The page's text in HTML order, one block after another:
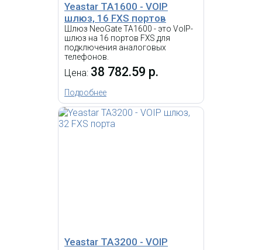
КУПИТЬ
-
VoIP шлюз, 24 FXS, SIP, 1 LAN,
RJ11, 1 x 50-ти контактный
Telco, T.38.
Yeastar TA1600 - VOIP
шлюз, 16 FXS портов
Шлюз NeoGate TA1600 - это VoIP-
шлюз на 16 портов FXS для
подключения аналоговых
телефонов.
Цена: 38 782.59 р.
Подробнее
Yeastar TA3200 - VOIP